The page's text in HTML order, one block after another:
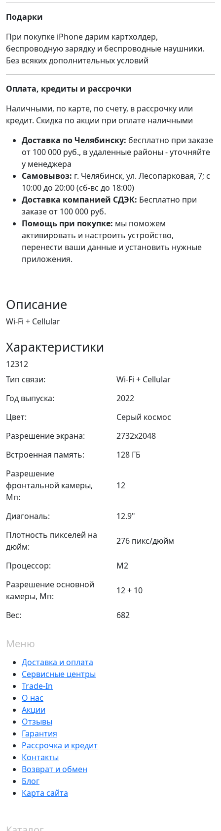
Подарки
При покупке iPhone дарим картхолдер,
беспроводную зарядку и беспроводные наушники.
Без всяких дополнительных условий
Оплата, кредиты и рассрочки
Наличными, по карте, по счету, в рассрочку или
кредит. Скидка по акции при оплате наличными
Доставка по Челябинску: бесплатно при заказе
от 100 000 руб., в удаленные районы - уточняйте
у менеджера
Самовывоз: г. Челябинск, ул. Лесопарковая, 7; с
10:00 до 20:00 (сб-вс до 18:00)
Доставка компанией СДЭК: Бесплатно при
заказе от 100 000 руб.
Помощь при покупке: мы поможем
активировать и настроить устройство,
перенести ваши данные и установить нужные
приложения.
Описание
Wi-Fi + Cellular
Характеристики
12312
Тип связи:
Wi-Fi + Cellular
Год выпуска:
2022
Цвет:
Серый космос
Разрешение экрана:
2732x2048
Встроенная память:
128 ГБ
Разрешение
фронтальной камеры,
Мп:
12
Диагональ:
12.9"
Плотность пикселей на
дюйм:
276 пикс/дюйм
Процессор:
M2
Разрешение основной
камеры, Мп:
12 + 10
Вес: 682
Меню
Доставка и оплата
Сервисные центры
Trade-In
О нас
Акции
Отзывы
Гарантия
Рассрочка и кредит
Контакты
Возврат и обмен
Блог
Карта сайта